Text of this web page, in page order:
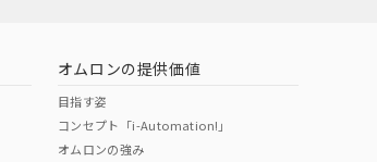
オムロンの提供価値
目指す姿
コンセプト「i-Automation!」
オムロンの強み